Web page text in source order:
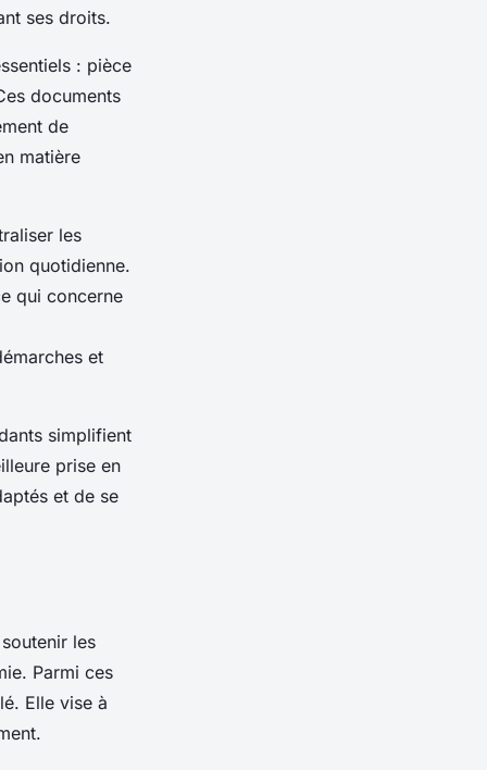
ses droits.
: pièce
documents
de
matière
les
quotidienne.
qui concerne
et
simplifient
prise en
et de se
les
Parmi ces
Elle vise à